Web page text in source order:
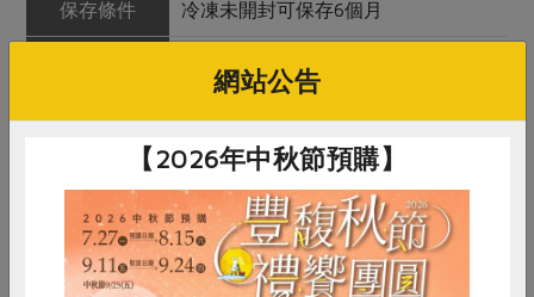
保存條件 冷凍未開封可保存6個月
豬隻身分證化管理，豬肉嚴格管控藥
物殘留，於HACCP系統管控的工廠進
行加工
適合煎豬排，或醃漬後做成燒烤料
理；也可切成肉絲來炒肉，具有多汁
的口感
網站公告
【2026年中秋節預購】